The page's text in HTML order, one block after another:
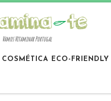
Vamos Vitaminar Portugal
COSMÉTICA ECO-FRIENDLY